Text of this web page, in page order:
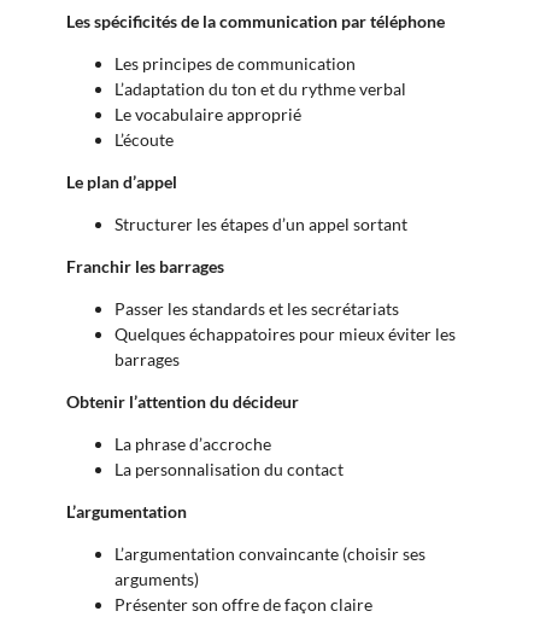
Les spécificités de la communication par téléphone
Les principes de communication
L’adaptation du ton et du rythme verbal
Le vocabulaire approprié
L’écoute
Le plan d’appel
Structurer les étapes d’un appel sortant
Franchir les barrages
Passer les standards et les secrétariats
Quelques échappatoires pour mieux éviter les
barrages
Obtenir l’attention du décideur
La phrase d’accroche
La personnalisation du contact
L’argumentation
L’argumentation convaincante (choisir ses
arguments)
Présenter son offre de façon claire